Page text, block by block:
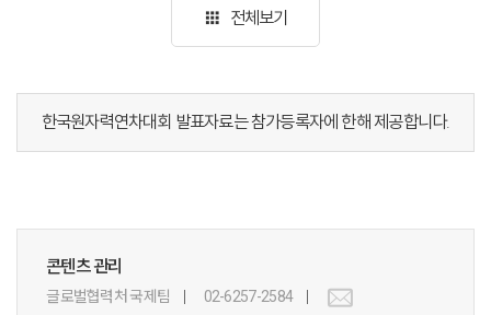
apps 전체보기
한국원자력연차대회 발표자료는 참가등록자에 한해 제공합니다.
콘텐츠 관리
글로벌협력처 국제팀 02-6257-2584